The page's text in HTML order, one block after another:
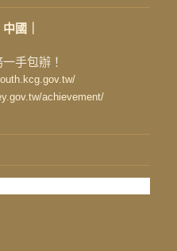
國｜
手包辦！
achievement/